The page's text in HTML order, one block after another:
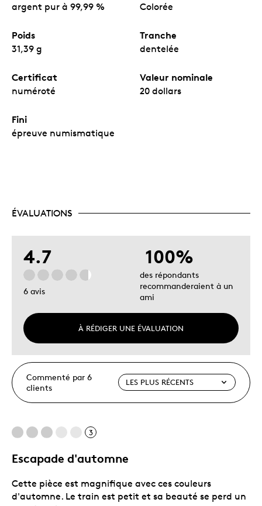
argent pur à 99,99 % Colorée
Poids
31,39 g
Tranche
dentelée
Certificat
numéroté
Valeur nominale
20 dollars
Fini
épreuve numismatique
ÉVALUATIONS
4.7
6 avis
À RÉDIGER UNE ÉVALUATION
100%
des répondants
recommanderaient à un
ami
Commenté par 6
clients
3
Escapade d'automne
Cette pièce est magnifique avec ces couleurs
d'automne. Le train est petit et sa beauté se perd un